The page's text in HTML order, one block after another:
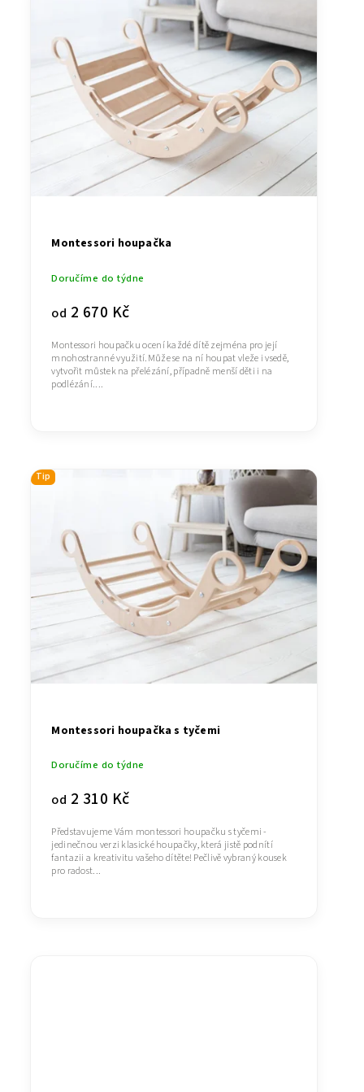
Montessori houpačka
Doručíme do týdne
od 2 670 Kč
Montessori houpačku ocení každé dítě zejména pro její
mnohostranné využití.Může se na ní houpat vleže i vsedě,
vytvořit můstek na přelézání, případně menší děti i na
podlézání....
Tip
Montessori houpačka s tyčemi
Doručíme do týdne
od 2 310 Kč
Představujeme Vám montessori houpačku s tyčemi -
jedinečnou verzi klasické houpačky, která jistě podnítí
fantazii a kreativitu vašeho dítěte! Pečlivě vybraný kousek
pro radost...